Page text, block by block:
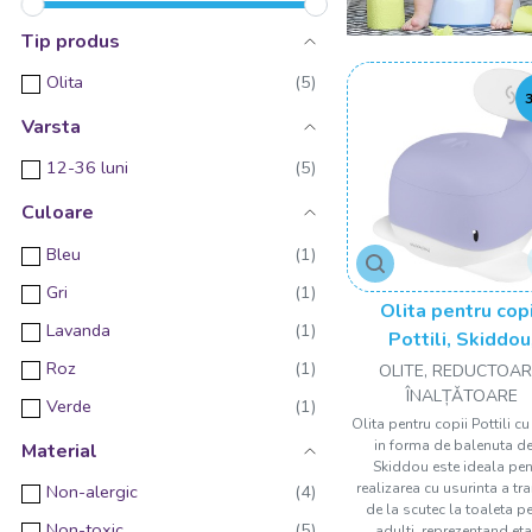
Tip produs
Olita
Varsta
12-36 luni
Culoare
Bleu
Gri
Lavanda
Roz
Verde
Material
Non-alergic
Olita pentru
Pottili,
balenuta, cu capac,
bloom, Lavanda
OLITE,
ÎNALȚǍTOARE
Olita pentru copii Pottili
in forma de balenuta
Skiddou este ideala
realizarea cu usurinta a
de la scutec la toaleta